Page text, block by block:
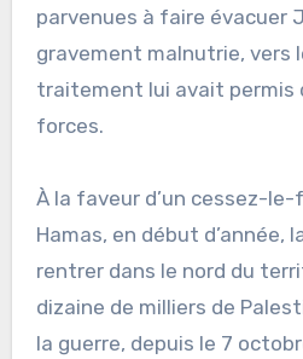
parvenues à faire évacuer
gravement malnutrie, vers
traitement lui avait permis
forces.
À la faveur d’un cessez-
Hamas, en début d’année,
rentrer dans le nord du
dizaine de milliers de
la guerre, depuis le 7